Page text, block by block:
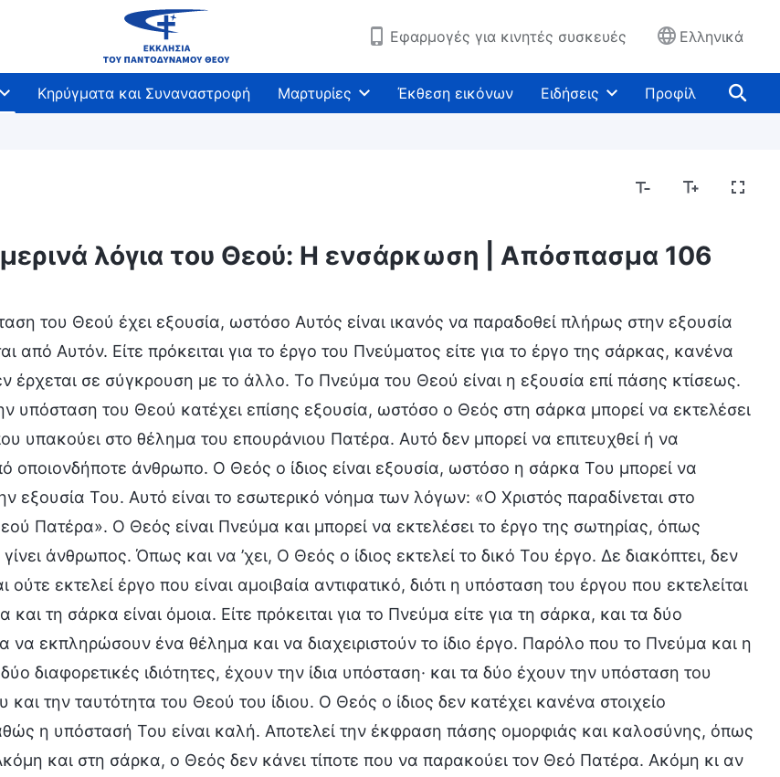
Εφαρμογές για κινητές συσκευές Ελληνικά
Κηρύγματα και Συναναστροφή Μαρτυρίες Έκθεση εικόνων Ειδήσεις Προφίλ
Η διάθεση του Θεού και αυτό που Αυτός έχει και είναι Μυστήρια σχετικά με τη Βίβλο
λόγια του Θεού: Η ενσάρκωση | Απόσπασμα 106
του Θεού έχει εξουσία, ωστόσο Αυτός είναι ικανός να παραδοθεί πλήρως στην εξουσία
από Αυτόν. Είτε πρόκειται για το έργο του Πνεύματος είτε για το έργο της σάρκας, κανένα
έρχεται σε σύγκρουση με το άλλο. Το Πνεύμα του Θεού είναι η εξουσία επί πάσης κτίσεως.
υπόσταση του Θεού κατέχει επίσης εξουσία, ωστόσο ο Θεός στη σάρκα μπορεί να εκτελέσει
υπακούει στο θέλημα του επουράνιου Πατέρα. Αυτό δεν μπορεί να επιτευχθεί ή να
οποιονδήποτε άνθρωπο. Ο Θεός ο ίδιος είναι εξουσία, ωστόσο η σάρκα Του μπορεί να
εξουσία Του. Αυτό είναι το εσωτερικό νόημα των λόγων: «Ο Χριστός παραδίνεται στο
Πατέρα». Ο Θεός είναι Πνεύμα και μπορεί να εκτελέσει το έργο της σωτηρίας, όπως
άνθρωπος. Όπως και να ’χει, Ο Θεός ο ίδιος εκτελεί το δικό Του έργο. Δε διακόπτει, δεν
ούτε εκτελεί έργο που είναι αμοιβαία αντιφατικό, διότι η υπόσταση του έργου που εκτελείται
και τη σάρκα είναι όμοια. Είτε πρόκειται για το Πνεύμα είτε για τη σάρκα, και τα δύο
να εκπληρώσουν ένα θέλημα και να διαχειριστούν το ίδιο έργο. Παρόλο που το Πνεύμα και η
διαφορετικές ιδιότητες, έχουν την ίδια υπόσταση· και τα δύο έχουν την υπόσταση του
και την ταυτότητα του Θεού του ίδιου. Ο Θεός ο ίδιος δεν κατέχει κανένα στοιχείο
η υπόστασή Του είναι καλή. Αποτελεί την έκφραση πάσης ομορφιάς και καλοσύνης, όπως
και στη σάρκα, ο Θεός δεν κάνει τίποτε που να παρακούει τον Θεό Πατέρα. Ακόμη κι αν